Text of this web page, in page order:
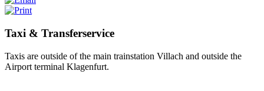
Taxi & Transferservice
Taxis are outside of the main trainstation Villach and outside the
Airport terminal Klagenfurt.